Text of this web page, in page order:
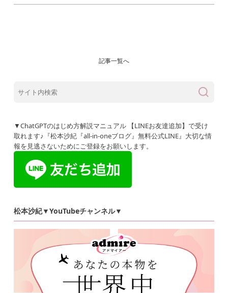
記事一覧へ
▼ChatGPTのはじめ方解説マニュアル 【LINEお友達追加】で受け
取れます♪『松本沙紀『all-in-oneブログ』無料公式LINE』大切な情
報を見逃さないためにご登録をお願いします。
松本沙紀▼YouTubeチャンネル▼